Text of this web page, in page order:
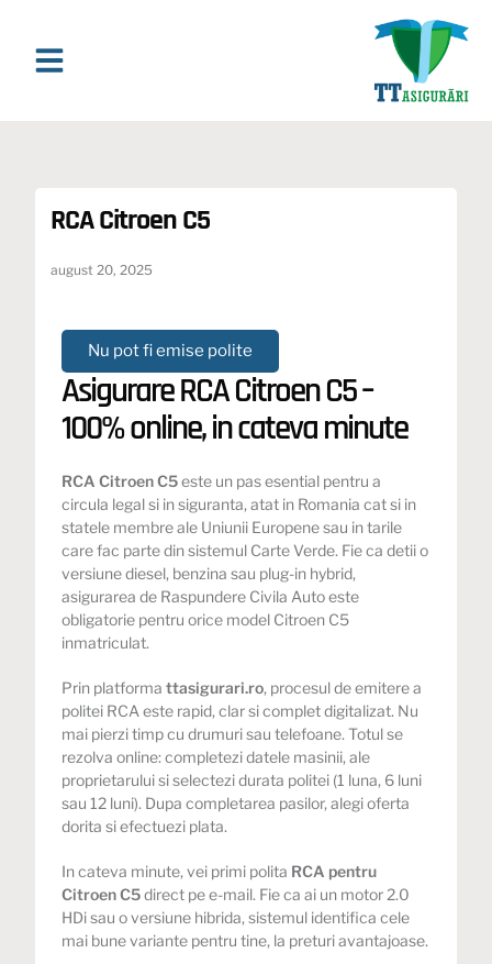
RCA Citroen C5
august 20, 2025
Nu pot fi emise polite
Asigurare RCA Citroen C5 –
100% online, in cateva minute
RCA Citroen C5este un pas esential pentru a
circula legal si in siguranta, atat in Romania cat si in
statele membre ale Uniunii Europene sau in tarile
care fac parte din sistemul Carte Verde. Fie ca detii o
versiune diesel, benzina sau plug-in hybrid,
asigurarea de Raspundere Civila Auto este
obligatorie pentru orice model Citroen C5
inmatriculat.
Prin platformattasigurari.ro, procesul de emitere a
politei RCA este rapid, clar si complet digitalizat. Nu
mai pierzi timp cu drumuri sau telefoane. Totul se
rezolva online: completezi datele masinii, ale
proprietarului si selectezi durata politei (1 luna, 6 luni
sau 12 luni). Dupa completarea pasilor, alegi oferta
dorita si efectuezi plata.
In cateva minute, vei primi polita RCA pentru
Citroen C5direct pe e-mail. Fie ca ai un motor 2.0
HDi sau o versiune hibrida, sistemul identifica cele
mai bune variante pentru tine, la preturi avantajoase.